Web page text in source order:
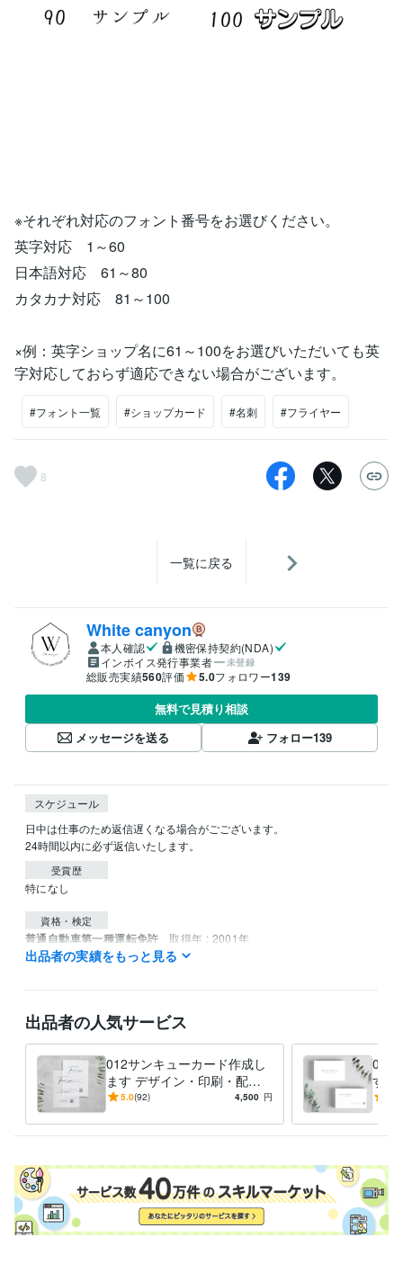
※それぞれ対応のフォント番号をお選びください。
英字対応 1～60
日本語対応 61～80
カタカナ対応 81～100
×例：英字ショップ名に61～100をお選びいただいても英
字対応しておらず適応できない場合がございます。
#フォント一覧 #ショップカード #名刺 #フライヤー
8
一覧に戻る
White canyon
本人確認
機密保持契約(NDA)
インボイス発行事業者
未登録
総販売実績560評価 5.0フォロワー139
無料で見積り相談
メッセージを送る
フォロー139
スケジュール
日中は仕事のため返信遅くなる場合がごございます。
24時間以内に必ず返信いたします。
受賞歴
特になし
資格・検定
普通自動車第一種運転免許 取得年 : 2001年
デザイン制作 各種カードデザイン
語学力
出品者の実績をもっと見る
出品者の人気サービス
012サンキューカード作成し
ます デザイン・印刷・配送
まで致します。
5.0(92) 4,500 円
002
す
で致